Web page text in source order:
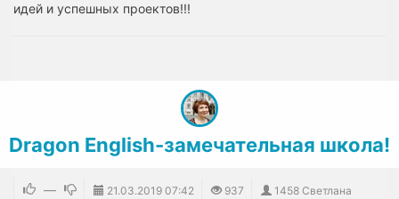
идей и успешных проектов!!!
Dragon English-замечательная школа!
— 21.03.2019 07:42 937
1458 Светлана